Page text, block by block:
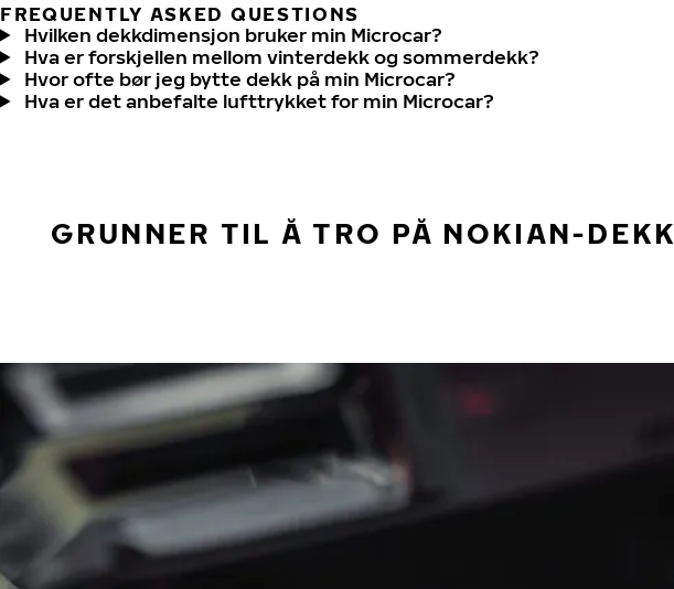
FREQUENTLY ASKED QUESTIONS
Hvilken dekkdimensjon bruker min Microcar?
Hva er forskjellen mellom vinterdekk og sommerdekk?
Hvor ofte bør jeg bytte dekk på min Microcar?
Hva er det anbefalte lufttrykket for min Microcar?
GRUNNER TIL Å TRO PÅ NOKIAN-DEKK